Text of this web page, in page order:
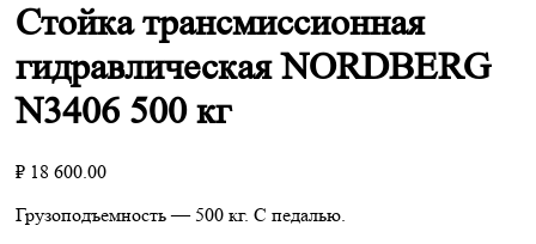
Стойка трансмиссионная
гидравлическая NORDBERG
N3406 500 кг
₽ 18 600.00
Грузоподъемность — 500 кг. С педалью.